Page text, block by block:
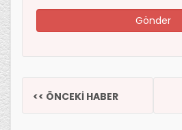
<< ÖNCEKİ HABER